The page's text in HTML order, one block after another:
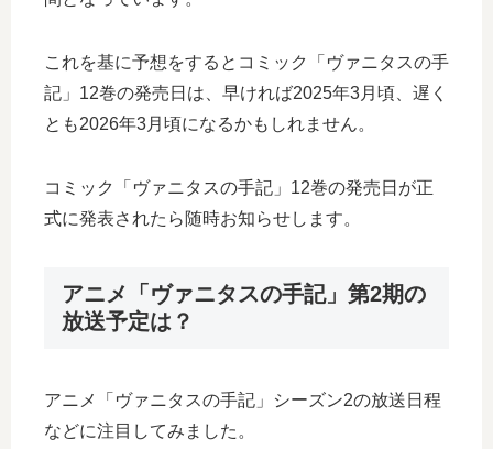
これを基に予想をするとコミック「ヴァニタスの手
記」12巻の発売日は、早ければ2025年3月頃、遅く
とも2026年3月頃になるかもしれません。
コミック「ヴァニタスの手記」12巻の発売日が正
式に発表されたら随時お知らせします。
アニメ「ヴァニタスの手記」第2期の
放送予定は？
アニメ「ヴァニタスの手記」シーズン2の放送日程
などに注目してみました。